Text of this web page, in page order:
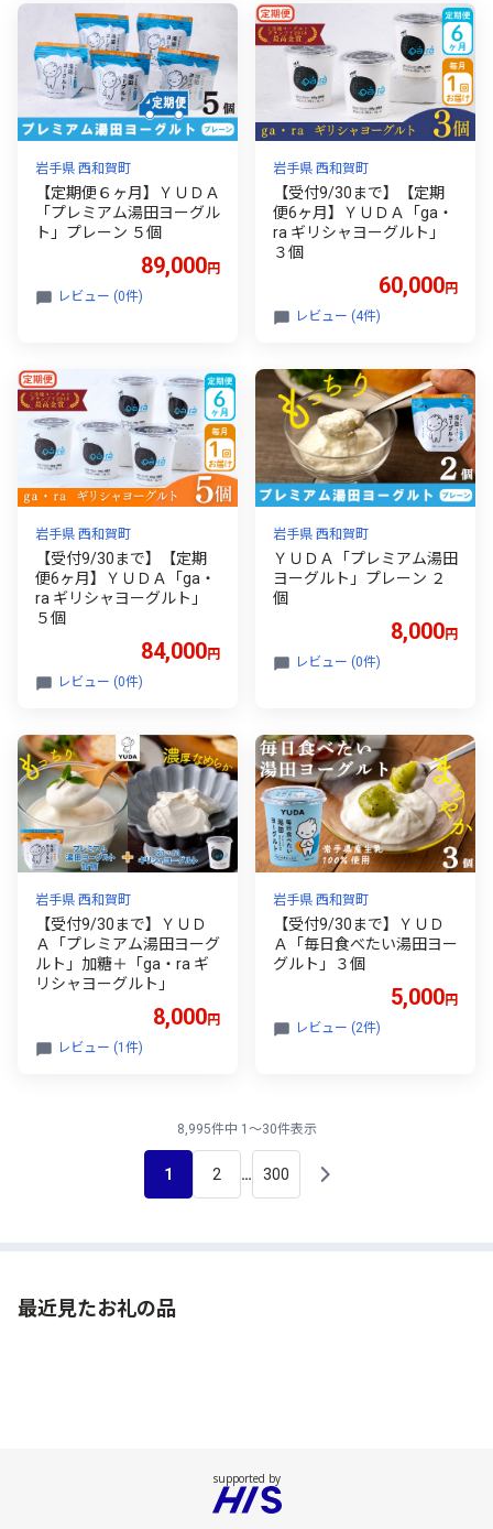
岩手県 西和賀町
【定期便６ヶ月】ＹＵＤＡ
「プレミアム湯田ヨーグル
ト」プレーン ５個
89,000円
レビュー (0件)
岩手県 西和賀町
【受付9/30まで】【定期
便6ヶ月】ＹＵＤＡ「ga・
ra ギリシャヨーグルト」
３個
60,000円
レビュー (4件)
岩手県 西和賀町
【受付9/30まで】【定期
便6ヶ月】ＹＵＤＡ「ga・
ra ギリシャヨーグルト」
５個
84,000円
レビュー (0件)
岩手県 西和賀町
ＹＵＤＡ「プレミアム湯田
ヨーグルト」プレーン ２
個
8,000円
レビュー (0件)
岩手県 西和賀町
【受付9/30まで】ＹＵＤ
Ａ「プレミアム湯田ヨーグ
ルト」加糖＋「ga・ra ギ
リシャヨーグルト」
8,000円
レビュー (1件)
岩手県 西和賀町
【受付9/30まで】ＹＵＤ
Ａ「毎日食べたい湯田ヨー
グルト」３個
5,000円
レビュー (2件)
8,995件中 1～30件表示
1 2 … 300
最近見たお礼の品